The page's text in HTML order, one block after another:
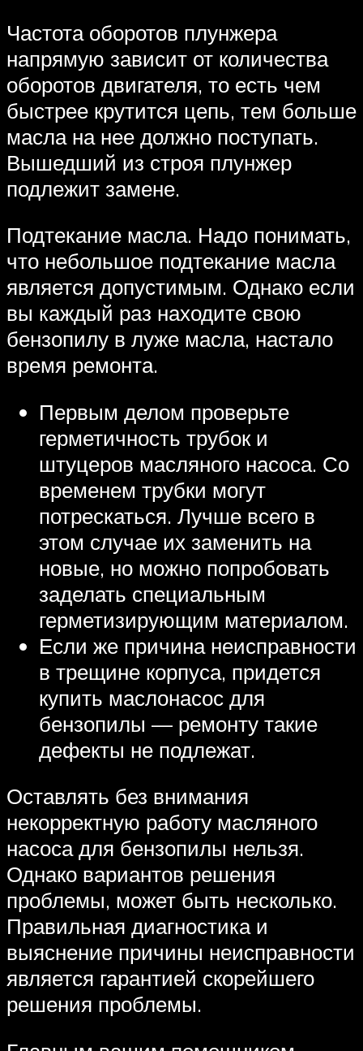
Частота оборотов плунжера
напрямую зависит от количества
оборотов двигателя, то есть чем
быстрее крутится цепь, тем больше
масла на нее должно поступать.
Вышедший из строя плунжер
подлежит замене.
Подтекание масла. Надо понимать,
что небольшое подтекание масла
является допустимым. Однако если
вы каждый раз находите свою
бензопилу в луже масла, настало
время ремонта.
Первым делом проверьте
герметичность трубок и
штуцеров масляного насоса. Со
временем трубки могут
потрескаться. Лучше всего в
этом случае их заменить на
новые, но можно попробовать
заделать специальным
герметизирующим материалом.
Если же причина неисправности
в трещине корпуса, придется
купить маслонасос для
бензопилы — ремонту такие
дефекты не подлежат.
Оставлять без внимания
некорректную работу масляного
насоса для бензопилы нельзя.
Однако вариантов решения
проблемы, может быть несколько.
Правильная диагностика и
выяснение причины неисправности
является гарантией скорейшего
решения проблемы.